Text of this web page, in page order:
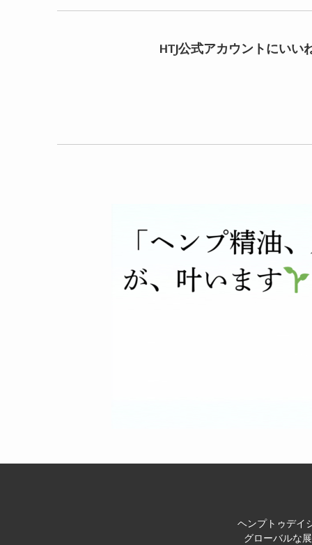
HTJ公式アカウントにいい
ヘンプトゥデイ
グローバルな